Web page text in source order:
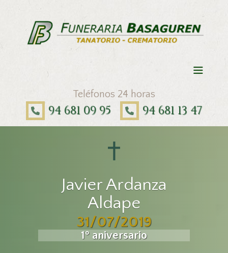
Teléfonos 24 horas
94 681 09 95 94 681 13 47
Javier Ardanza
Aldape
31/07/2019
1º aniversario